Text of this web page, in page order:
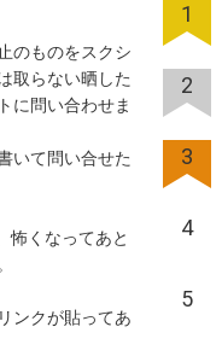
のものをスクシ
取らない晒した
に問い合わせま
いて問い合せた
怖くなってあと
ンクが貼ってあ
1
2
3
4
5